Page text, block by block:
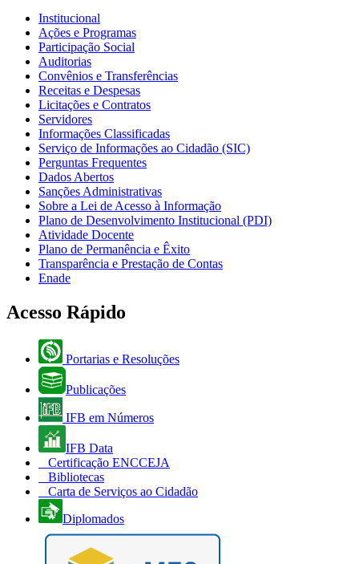
Institucional
Ações e Programas
Participação Social
Auditorias
Convênios e Transferências
Receitas e Despesas
Licitações e Contratos
Servidores
Informações Classificadas
Serviço de Informações ao Cidadão (SIC)
Perguntas Frequentes
Dados Abertos
Sanções Administrativas
Sobre a Lei de Acesso à Informação
Plano de Desenvolvimento Institucional (PDI)
Atividade Docente
Plano de Permanência e Êxito
Transparência e Prestação de Contas
Enade
Acesso Rápido
Portarias e Resoluções
Publicações
IFB em Números
IFB Data
Certificação ENCCEJA
Bibliotecas
Carta de Serviços ao Cidadão
Diplomados